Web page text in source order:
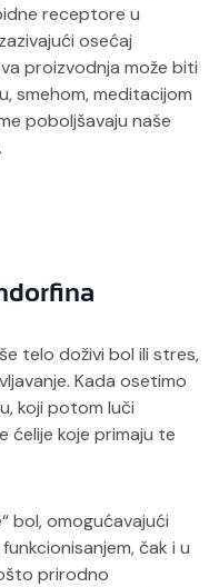
receptore u
osećaj
proizvodnja može biti
smehom, meditacijom
poboljšavaju naše
telo doživi bol ili stres,
Kada osetimo
koji potom luči
ćelije koje primaju te
bol, omogućavajući
čak i u
prirodno